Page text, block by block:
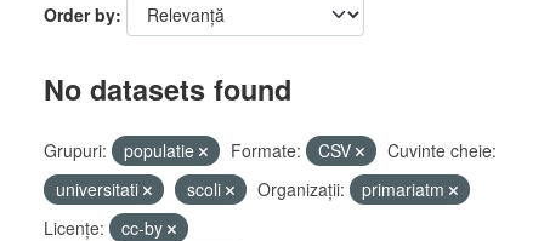
Order by
No datasets found
Grupuri: populatie Formate: CSV
Cuvinte cheie:
universitati
scoli Organizații:
primariatm
Licenţe:
cc-by